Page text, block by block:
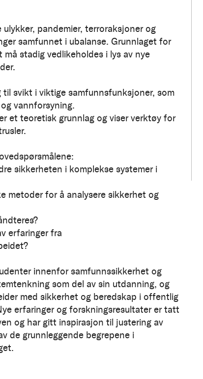
pandemier, terroraksjoner og
samfunnet i ubalanse. Grunnlaget for
stadig vedlikeholdes i lys av nye
til svikt i viktige samfunnsfunksjoner, som
vannforsyning.
et teoretisk grunnlag og viser verktøy for
sikkerheten i komplekse systemer i
metoder for å analysere sikkerhet og
erfaringer fra
innenfor samfunnssikkerhet og
som del av sin utdanning, og
med sikkerhet og beredskap i offentlig
erfaringer og forskningsresultater er tatt
og har gitt inspirasjon til justering av
de grunnleggende begrepene i